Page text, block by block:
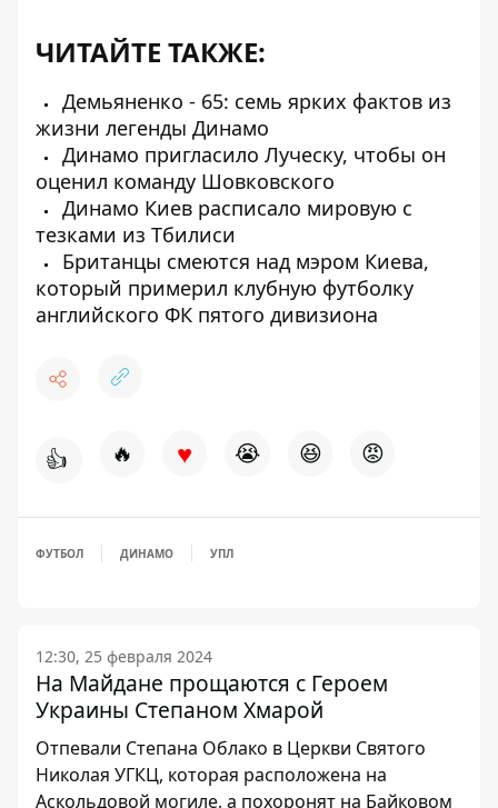
ЧИТАЙТЕ ТАКЖЕ:
Демьяненко - 65: семь ярких фактов из
жизни легенды Динамо
Динамо пригласило Луческу, чтобы он
оценил команду Шовковского
Динамо Киев расписало мировую с
тезками из Тбилиси
Британцы смеются над мэром Киева,
который примерил клубную футболку
английского ФК пятого дивизиона
👍 🔥 ♥ 😭 😆 😡
ФУТБОЛ ДИНАМО УПЛ
12:30, 25 февраля 2024
На Майдане прощаются с Героем
Украины Степаном Хмарой
Отпевали Степана Облако в Церкви Святого
Николая УГКЦ, которая расположена на
Аскольдовой могиле, а похоронят на Байковом